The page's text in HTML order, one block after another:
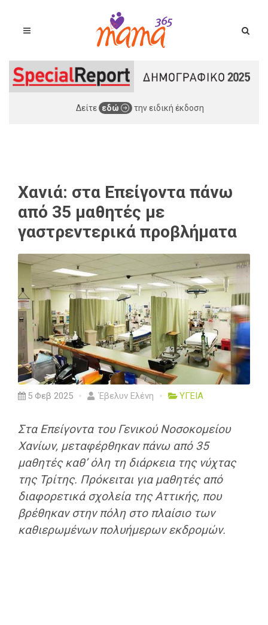
Δείτε εδώ την ειδική έκδοση
Χανιά: στα Επείγοντα πάνω
από 35 μαθητές με
γαστρεντερικά προβλήματα
5 Φεβ 2025 Έβελυν Ελένη ΥΓΕΙΑ
Στα Επείγοντα του Γενικού Νοσοκομείου
Χανίων, μεταφέρθηκαν πάνω από 35
μαθητές καθ’ όλη τη διάρκεια της νύχτας
της Τρίτης. Πρόκειται για μαθητές από
διαφορετικά σχολεία της Αττικής, που
βρέθηκαν στην πόλη στο πλαίσιο των
καθιερωμένων πολυήμερων εκδρομών.